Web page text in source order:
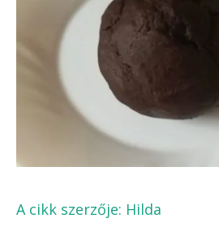
A cikk szerzője: Hilda